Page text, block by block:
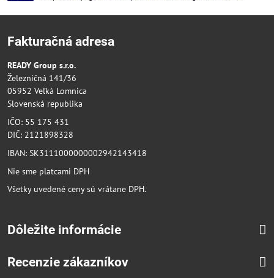
Fakturačná adresa
READY Group s.r.o.
Železničná 141/36
05952 Veľká Lomnica
Slovenská republika
IČO: 55 175 431
DIČ: 2121898328
IBAN: SK3111000000002942143418
Nie sme platcami DPH
Všetky uvedené ceny sú vrátane DPH.
Dôležite informácie
Recenzie zákazníkov